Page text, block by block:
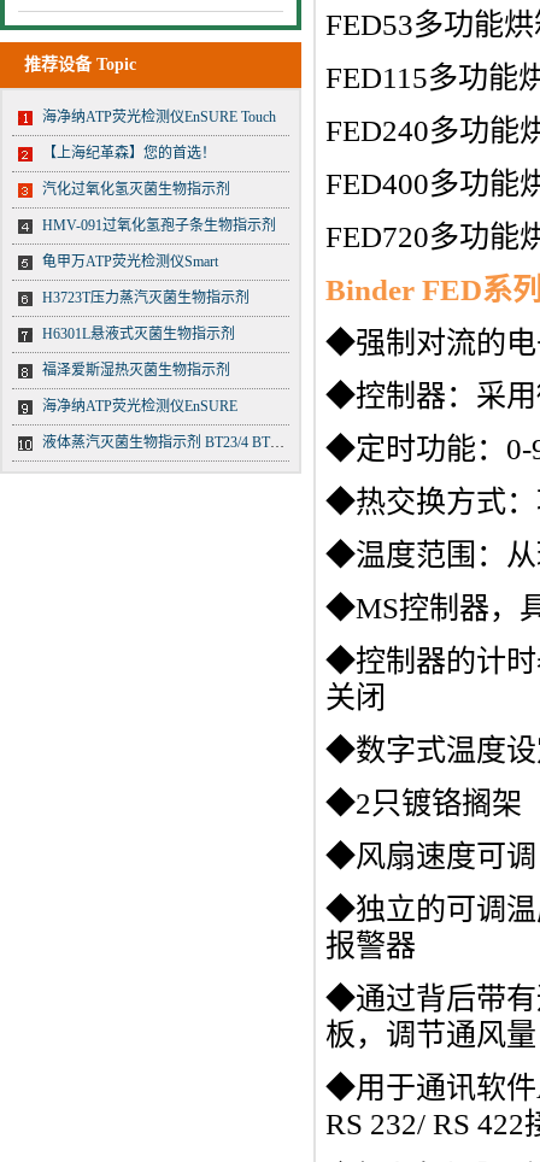
推荐设备 Topic
海净纳ATP荧光检测仪EnSURE Touch
【上海纪革森】您的首选！
汽化过氧化氢灭菌生物指示剂
HMV-091过氧化氢孢子条生物指示剂
龟甲万ATP荧光检测仪Smart
H3723T压力蒸汽灭菌生物指示剂
H6301L悬液式灭菌生物指示剂
福泽爱斯湿热灭菌生物指示剂
海净纳ATP荧光检测仪EnSURE
液体蒸汽灭菌生物指示剂 BT23/4 BT23/5 BT23/6
FED53多功能
FED115多功能
FED240多功能
FED400多功能
FED720多功能
Binder FED系
◆强制对流的电
◆控制器：采用
◆定时功能：0-
◆热交换方式：
◆温度范围：从
◆MS控制器，
◆控制器的计时
关闭
◆数字式温度设
◆2只镀铬搁架
◆风扇速度可调
◆独立的可调温
报警器
◆通过背后带有
板，调节通风量
◆用于通讯软件
RS 232/ RS